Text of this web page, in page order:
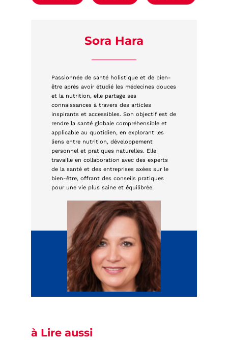
Sora Hara
Passionnée de santé holistique et de bien-
être après avoir étudié les médecines douces
et la nutrition, elle partage ses
connaissances à travers des articles
inspirants et accessibles. Son objectif est de
rendre la santé globale compréhensible et
applicable au quotidien, en explorant les
liens entre nutrition, développement
personnel et pratiques naturelles. Elle
travaille en collaboration avec des experts
de la santé et des entreprises axées sur le
bien-être, offrant des conseils pratiques
pour une vie plus saine et équilibrée.
à Lire aussi